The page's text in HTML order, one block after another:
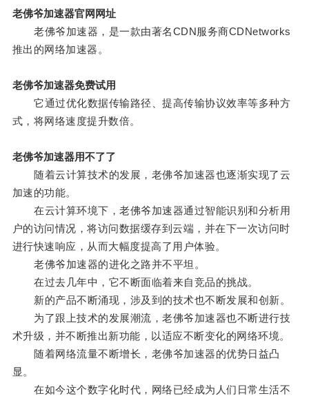
老佛爷加速器官网网址
老佛爷加速器，是一款由著名CDN服务商CDNetworks
推出的网络加速器。
老佛爷加速器免费试用
它通过优化数据传输路径、提高传输协议效率等多种方
式，将网络速度提升数倍。
老佛爷加速器用不了了
随着云计算技术的发展，老佛爷加速器也逐渐实现了云
加速的功能。
在云计算环境下，老佛爷加速器通过智能识别和分析用
户的访问情况，将访问数据缓存到云端，并在下一次访问时
进行快速响应，从而大幅度提高了用户体验。
老佛爷加速器的进化之路并不平坦。
在过去几年中，它不断面临着来自竞品的挑战。
新的产品不断涌现，涉及到的技术也不断发展和创新。
为了跟上技术的发展潮流，老佛爷加速器也不断进行技
术升级，并不断推出新功能，以适应不断变化的网络环境。
随着网络流量不断增长，老佛爷加速器的优势日益凸
显。
在如今这个数字化时代，网络已经成为人们日常生活不